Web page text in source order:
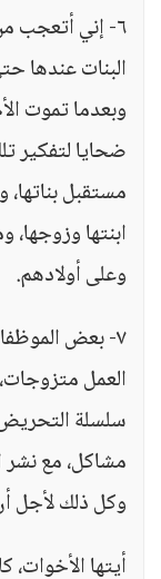
٦- إني أتعجب
البنات عندها
وبعدما تموت
ضحايا لتفكير
مستقبل
ابنتها
وعلى أولادهم.
٧- بعض
العمل
سلسلة
مشاكل، مع نشر
وكل ذلك لأجل
أيتها